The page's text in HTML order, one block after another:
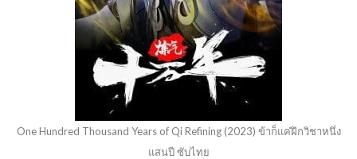
One Hundred Thousand Years of Qi Refining (2023) ข้าก็แค่ฝึกวิชาหนึ่ง
แสนปี ซับไทย